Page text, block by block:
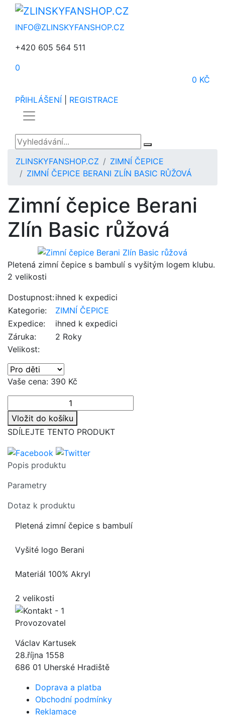
INFO@ZLINSKYFANSHOP.CZ
+420 605 564 511
0
0 KČ
PŘIHLÁŠENÍ
REGISTRACE
ZLINSKYFANSHOP.CZ
ZIMNÍ ČEPICE
ZIMNÍ ČEPICE BERANI ZLÍN BASIC RŮŽOVÁ
Zimní čepice Berani
Zlín Basic růžová
Pletená zimní čepice s bambulí s vyšitým logem klubu.
2 velikosti
Dostupnost:ihned k expedici
Kategorie:
ZIMNÍ ČEPICE
Expedice:
ihned k expedici
Záruka:
2 Roky
Velikost:
Vaše cena: 390 Kč
Vložit do košíku
SDÍLEJTE TENTO PRODUKT
Popis produktu
Parametry
Dotaz k produktu
Pletená zimní čepice s bambulí
Vyšité logo Berani
Materiál 100% Akryl
2 velikosti
Provozovatel
Václav Kartusek
28.října 1558
686 01 Uherské Hradiště
Doprava a platba
Obchodní podmínky
Reklamace